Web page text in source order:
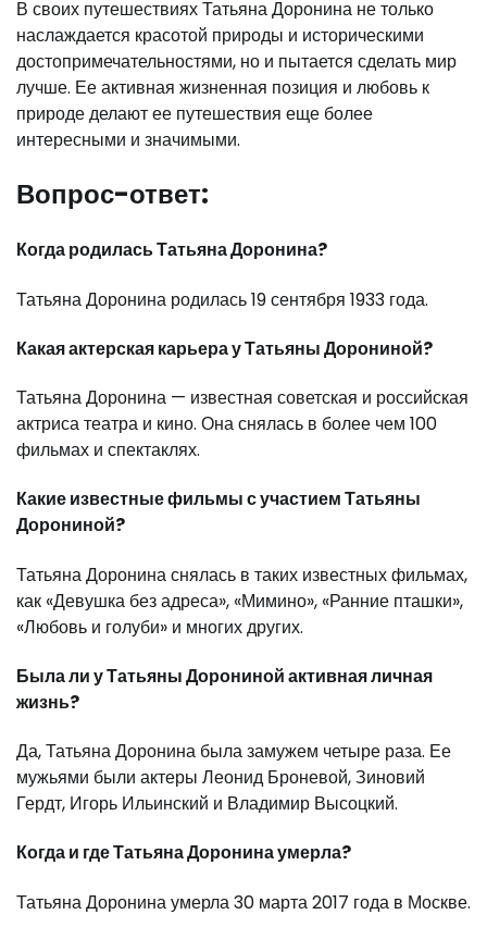
В своих путешествиях Татьяна Доронина не только
наслаждается красотой природы и историческими
достопримечательностями, но и пытается сделать мир
лучше. Ее активная жизненная позиция и любовь к
природе делают ее путешествия еще более
интересными и значимыми.
Вопрос-ответ:
Когда родилась Татьяна Доронина?
Татьяна Доронина родилась 19 сентября 1933 года.
Какая актерская карьера у Татьяны Дорониной?
Татьяна Доронина — известная советская и российская
актриса театра и кино. Она снялась в более чем 100
фильмах и спектаклях.
Какие известные фильмы с участием Татьяны
Дорониной?
Татьяна Доронина снялась в таких известных фильмах,
как «Девушка без адреса», «Мимино», «Ранние пташки»,
«Любовь и голуби» и многих других.
Была ли у Татьяны Дорониной активная личная
жизнь?
Да, Татьяна Доронина была замужем четыре раза. Ее
мужьями были актеры Леонид Броневой, Зиновий
Гердт, Игорь Ильинский и Владимир Высоцкий.
Когда и где Татьяна Доронина умерла?
Татьяна Доронина умерла 30 марта 2017 года в Москве.